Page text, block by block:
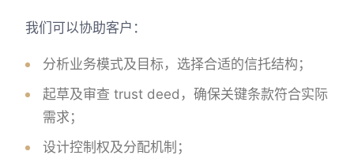
我们可以协助客户：
分析业务模式及目标，选择合适的信托结构；
起草及审查 trust deed，确保关键条款符合实际
需求；
设计控制权及分配机制；